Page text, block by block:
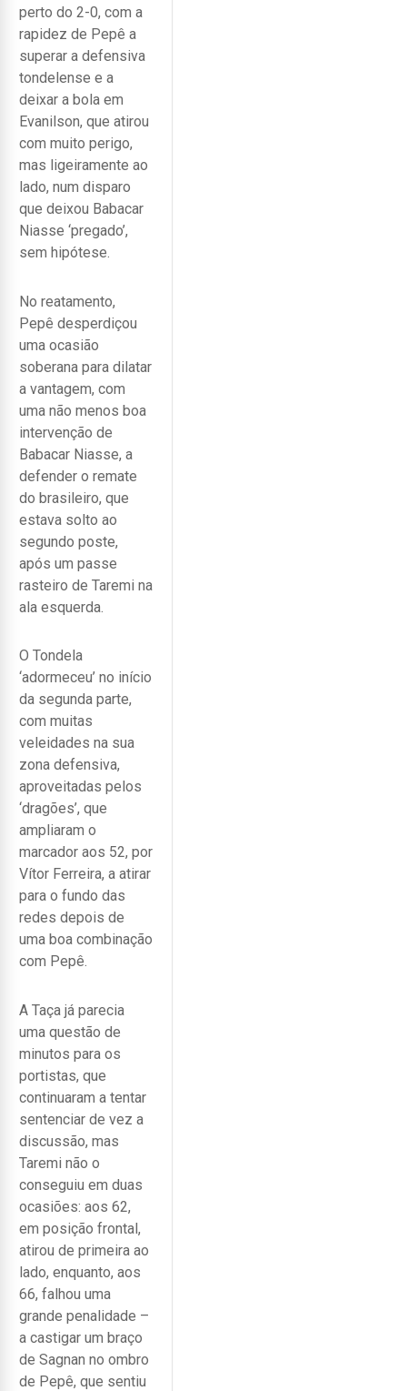
perto do 2-0, com a
rapidez de Pepê a
superar a defensiva
tondelense e a
deixar a bola em
Evanilson, que atirou
com muito perigo,
mas ligeiramente ao
lado, num disparo
que deixou Babacar
Niasse ‘pregado’,
sem hipótese.
No reatamento,
Pepê desperdiçou
uma ocasião
soberana para dilatar
a vantagem, com
uma não menos boa
intervenção de
Babacar Niasse, a
defender o remate
do brasileiro, que
estava solto ao
segundo poste,
após um passe
rasteiro de Taremi na
ala esquerda.
O Tondela
‘adormeceu’ no início
da segunda parte,
com muitas
veleidades na sua
zona defensiva,
aproveitadas pelos
‘dragões’, que
ampliaram o
marcador aos 52, por
Vítor Ferreira, a atirar
para o fundo das
redes depois de
uma boa combinação
com Pepê.
A Taça já parecia
uma questão de
minutos para os
portistas, que
continuaram a tentar
sentenciar de vez a
discussão, mas
Taremi não o
conseguiu em duas
ocasiões: aos 62,
em posição frontal,
atirou de primeira ao
lado, enquanto, aos
66, falhou uma
grande penalidade –
a castigar um braço
de Sagnan no ombro
de Pepê, que sentiu